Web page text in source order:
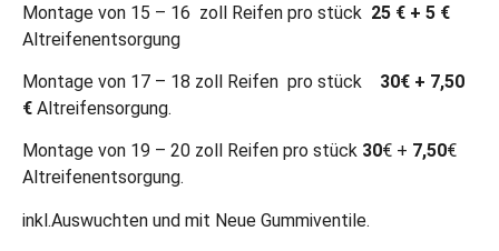
Montage von 15 – 16 zoll Reifen pro stück 25 € + 5 €
Altreifenentsorgung
Montage von 17 – 18 zoll Reifen pro stück 30€ + 7,50
€ Altreifensorgung.
Montage von 19 – 20 zoll Reifen pro stück 30€ + 7,50€
Altreifenentsorgung.
inkl.Auswuchten und mit Neue Gummiventile.